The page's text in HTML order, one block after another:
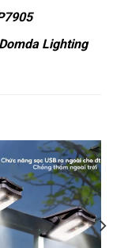
Lighting